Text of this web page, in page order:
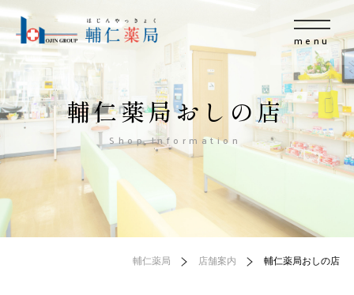
menu
輔仁薬局おしの店
Shop Information
輔仁薬局 店舗案内 輔仁薬局おしの店